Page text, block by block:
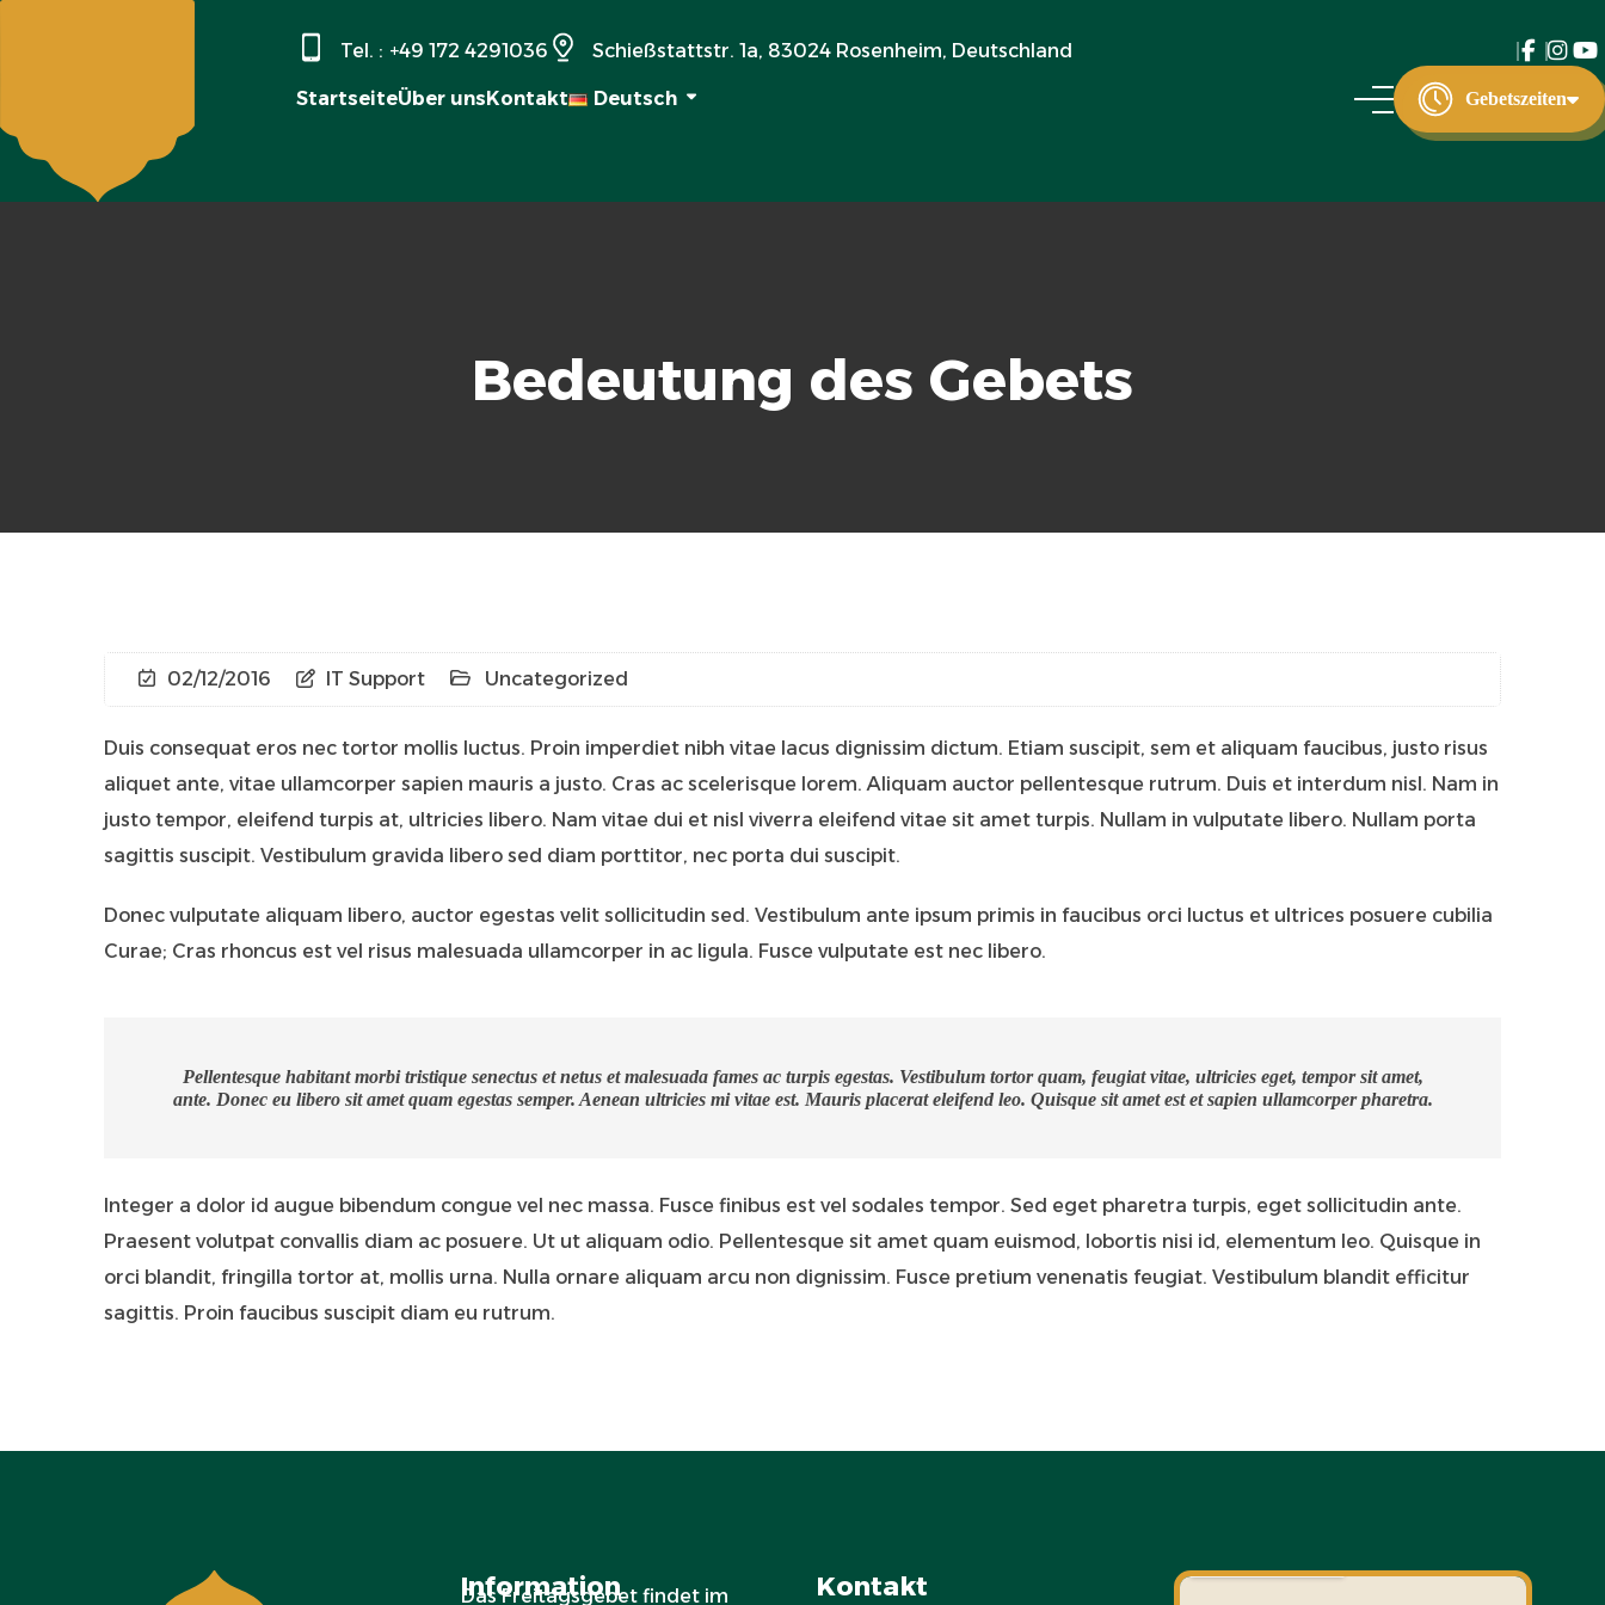
Tel. : +49 172 4291036 Schießstattstr. 1a, 83024 Rosenheim, Deutschland
StartseiteÜber unsKontakt Deutsch Gebetszeiten
Bedeutung des Gebets
02/12/2016 IT Support Uncategorized
Duis consequat eros nec tortor mollis luctus. Proin imperdiet nibh vitae lacus dignissim dictum. Etiam suscipit, sem et aliquam faucibus, justo risus
aliquet ante, vitae ullamcorper sapien mauris a justo. Cras ac scelerisque lorem. Aliquam auctor pellentesque rutrum. Duis et interdum nisl. Nam in
justo tempor, eleifend turpis at, ultricies libero. Nam vitae dui et nisl viverra eleifend vitae sit amet turpis. Nullam in vulputate libero. Nullam porta
sagittis suscipit. Vestibulum gravida libero sed diam porttitor, nec porta dui suscipit.
Donec vulputate aliquam libero, auctor egestas velit sollicitudin sed. Vestibulum ante ipsum primis in faucibus orci luctus et ultrices posuere cubilia
Curae; Cras rhoncus est vel risus malesuada ullamcorper in ac ligula. Fusce vulputate est nec libero.
Pellentesque habitant morbi tristique senectus et netus et malesuada fames ac turpis egestas. Vestibulum tortor quam, feugiat vitae, ultricies eget, tempor sit amet,
ante. Donec eu libero sit amet quam egestas semper. Aenean ultricies mi vitae est. Mauris placerat eleifend leo. Quisque sit amet est et sapien ullamcorper pharetra.
Integer a dolor id augue bibendum congue vel nec massa. Fusce finibus est vel sodales tempor. Sed eget pharetra turpis, eget sollicitudin ante.
Praesent volutpat convallis diam ac posuere. Ut ut aliquam odio. Pellentesque sit amet quam euismod, lobortis nisi id, elementum leo. Quisque in
orci blandit, fringilla tortor at, mollis urna. Nulla ornare aliquam arcu non dignissim. Fusce pretium venenatis feugiat. Vestibulum blandit efficitur
sagittis. Proin faucibus suscipit diam eu rutrum.
Information
Das Freitagsgebet findet im Kontakt